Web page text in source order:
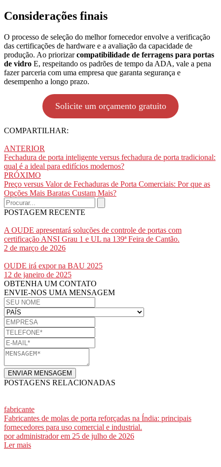
Considerações finais
O processo de seleção do melhor fornecedor envolve a verificação
das certificações de hardware e a avaliação da capacidade de
produção. Ao priorizarcompatibilidade de ferragens para portas
de vidro E, respeitando os padrões de tempo da ADA, vale a pena
fazer parceria com uma empresa que garanta segurança e
desempenho a longo prazo.
Solicite um orçamento gratuito
COMPARTILHAR:
ANTERIOR
Fechadura de porta inteligente versus fechadura de porta tradicional:
qual é a ideal para edifícios modernos?
PRÓXIMO
Preço versus Valor de Fechaduras de Porta Comerciais: Por que as
Opções Mais Baratas Custam Mais?
POSTAGEM RECENTE
A OUDE apresentará soluções de controle de portas com
certificação ANSI Grau 1 e UL na 139ª Feira de Cantão.
2 de março de 2026
OUDE irá expor na BAU 2025
12 de janeiro de 2025
OBTENHA UM CONTATO
ENVIE-NOS UMA MENSAGEM
ENVIAR MENSAGEM
POSTAGENS RELACIONADAS
fabricante
Fabricantes de molas de porta reforçadas na Índia: principais
fornecedores para uso comercial e industrial.
poradministradorem 25 de julho de 2026
Ler mais